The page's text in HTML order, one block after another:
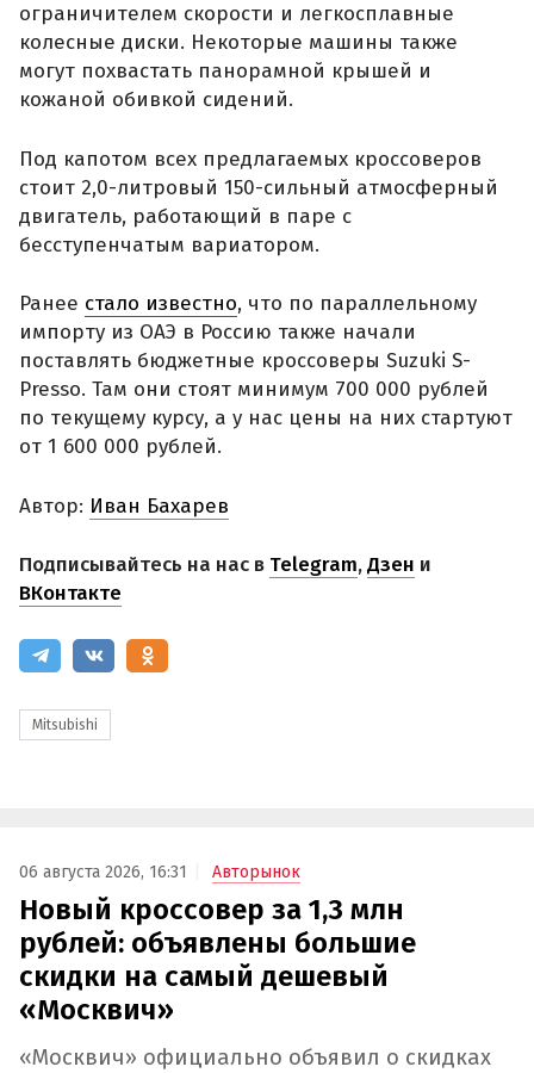
ограничителем скорости и легкосплавные
колесные диски. Некоторые машины также
могут похвастать панорамной крышей и
кожаной обивкой сидений.
Под капотом всех предлагаемых кроссоверов
стоит 2,0-литровый 150-сильный атмосферный
двигатель, работающий в паре с
бесступенчатым вариатором.
Ранее стало известно, что по параллельному
импорту из ОАЭ в Россию также начали
поставлять бюджетные кроссоверы Suzuki S-
Presso. Там они стоят минимум 700 000 рублей
по текущему курсу, а у нас цены на них стартуют
от 1 600 000 рублей.
Автор: Иван Бахарев
Подписывайтесь на нас в Telegram,Дзен и
ВКонтакте
Mitsubishi
06 августа 2026, 16:31 Авторынок
Новый кроссовер за 1,3 млн
рублей: объявлены большие
скидки на самый дешевый
«Москвич»
«Москвич» официально объявил о скидках